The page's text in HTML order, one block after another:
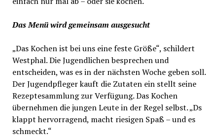
Das Menü wird gemeinsam ausgesucht
„Das Kochen ist bei uns eine feste Größe“, schildert
Westphal. Die Jugendlichen besprechen und
entscheiden, was es in der nächsten Woche geben soll.
Der Jugendpfleger kauft die Zutaten ein stellt seine
Rezeptesammlung zur Verfügung. Das Kochen
übernehmen die jungen Leute in der Regel selbst. „Ds
klappt hervorragend, macht riesigen Spaß – und es
schmeckt.“